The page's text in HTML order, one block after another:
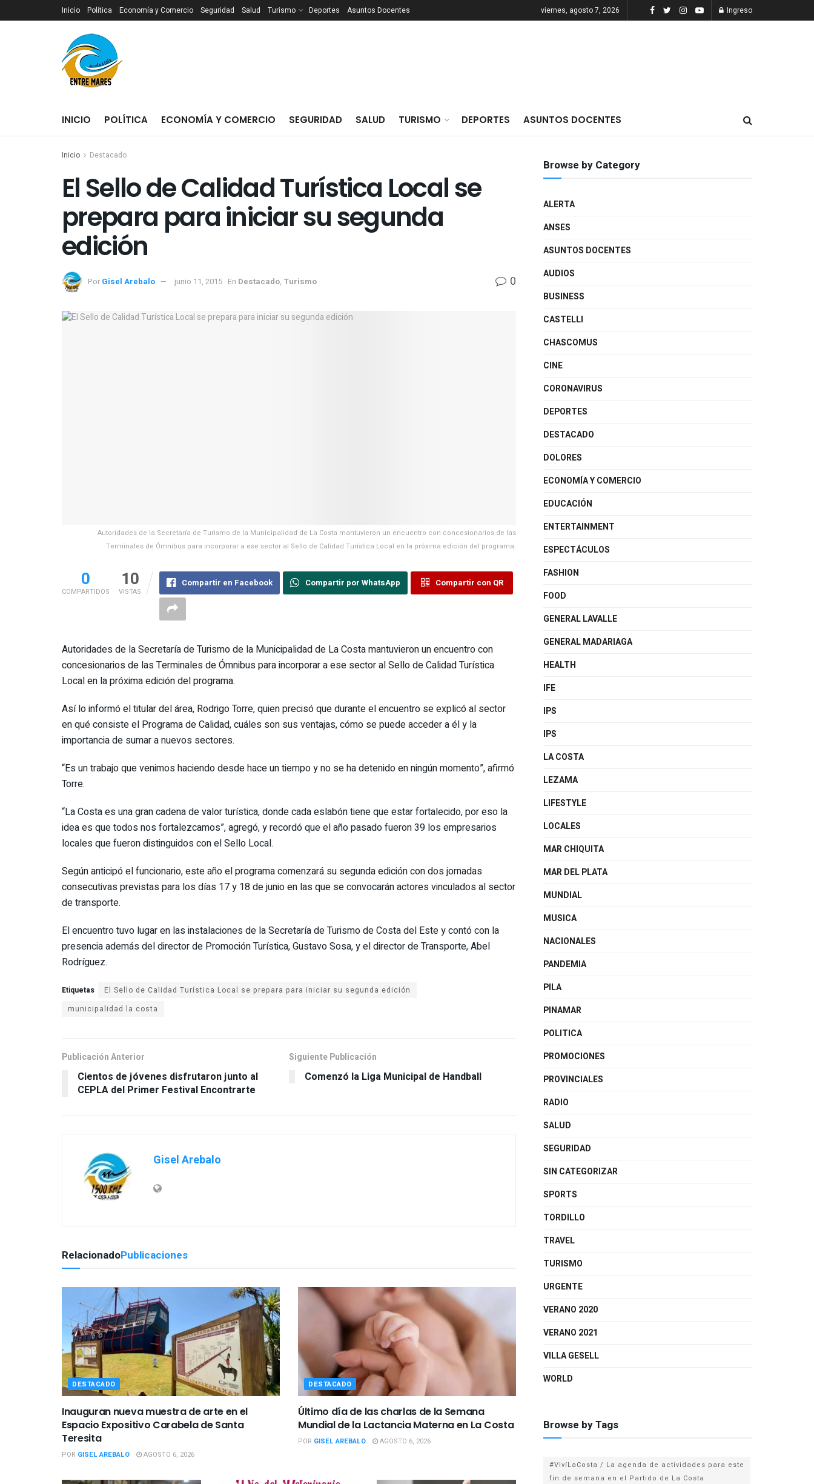
Inicio Política Economía y Comercio Seguridad Salud Turismo Deportes Asuntos Docentes viernes, agosto 7, 2026 Ingreso
INICIO POLÍTICA ECONOMÍA Y COMERCIO SEGURIDAD SALUD TURISMO DEPORTES ASUNTOS DOCENTES
Inicio Destacado
El Sello de Calidad Turística Local se
prepara para iniciar su segunda
Por Gisel Arebalo junio 11, 2015 En Destacado, Turismo 0
Autoridades de la Secretaría de Turismo de la Municipalidad de La Costa mantuvieron un encuentro con concesionarios de las
Terminales de Ómnibus para incorporar a ese sector al Sello de Calidad Turística Local en la próxima edición del programa.
0
COMPARTIDOS
10
VISTAS
Compartir en Facebook Compartir por WhatsApp Compartir con QR
Autoridades de la Secretaría de Turismo de la Municipalidad de La Costa mantuvieron un encuentro con
concesionarios de las Terminales de Ómnibus para incorporar a ese sector al Sello de Calidad Turística
Local en la próxima edición del programa.
Así lo informó el titular del área, Rodrigo Torre, quien precisó que durante el encuentro se explicó al sector
en qué consiste el Programa de Calidad, cuáles son sus ventajas, cómo se puede acceder a él y la
importancia de sumar a nuevos sectores.
“Es un trabajo que venimos haciendo desde hace un tiempo y no se ha detenido en ningún momento”, afirmó
Torre.
“La Costa es una gran cadena de valor turística, donde cada eslabón tiene que estar fortalecido, por eso la
idea es que todos nos fortalezcamos”, agregó, y recordó que el año pasado fueron 39 los empresarios
locales que fueron distinguidos con el Sello Local.
Según anticipó el funcionario, este año el programa comenzará su segunda edición con dos jornadas
consecutivas previstas para los días 17 y 18 de junio en las que se convocarán actores vinculados al sector
de transporte.
El encuentro tuvo lugar en las instalaciones de la Secretaría de Turismo de Costa del Este y contó con la
presencia además del director de Promoción Turística, Gustavo Sosa, y el director de Transporte, Abel
Rodríguez.
Etiquetas
municipalidad la costa
Publicación Anterior
Cientos de jóvenes disfrutaron junto al
Siguiente Publicación
Gisel Arebalo
RelacionadoPublicaciones
DESTACADO
Inauguran nueva muestra de arte en el
Espacio Expositivo Carabela de Santa
Teresita
POR GISEL AREBALO AGOSTO 6, 2026
DESTACADO
Último día de las charlas de la Semana
Mundial de la Lactancia Materna en La Costa
POR GISEL AREBALO AGOSTO 6, 2026
Browse by Category
ALERTA
ANSES
ASUNTOS DOCENTES
AUDIOS
BUSINESS
CASTELLI
CHASCOMUS
CINE
CORONAVIRUS
DEPORTES
DESTACADO
DOLORES
ECONOMÍA Y COMERCIO
EDUCACIÓN
ENTERTAINMENT
ESPECTÁCULOS
FASHION
FOOD
GENERAL LAVALLE
GENERAL MADARIAGA
HEALTH
IFE
IPS
IPS
LA COSTA
LEZAMA
LIFESTYLE
LOCALES
MAR CHIQUITA
MAR DEL PLATA
MUNDIAL
MUSICA
NACIONALES
PANDEMIA
PILA
PINAMAR
POLITICA
PROMOCIONES
PROVINCIALES
RADIO
SALUD
SEGURIDAD
SIN CATEGORIZAR
SPORTS
TORDILLO
TRAVEL
TURISMO
URGENTE
VERANO 2020
VERANO 2021
VILLA GESELL
WORLD
Browse by Tags
#VivíLaCosta / La agenda de actividades para este
fin de semana en el Partido de La Costa